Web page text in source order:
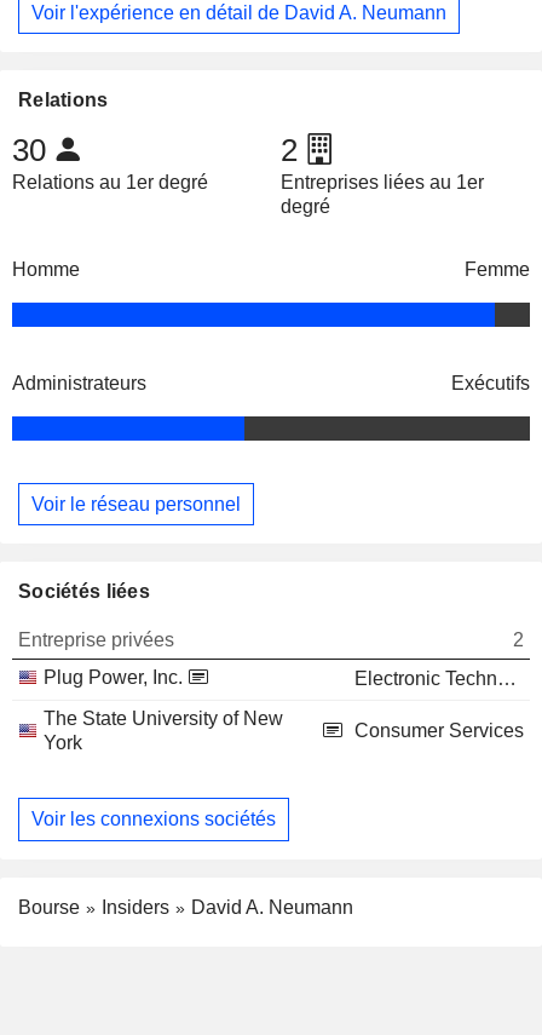
Voir l'expérience en détail de David A. Neumann
Relations
30
Relations au 1er degré
2
Entreprises liées au 1er
degré
Homme Femme
Administrateurs Exécutifs
Voir le réseau personnel
Sociétés liées
Entreprise privées
2
Plug Power, Inc.
Electronic Technology
The State University of New
York
Consumer Services
Voir les connexions sociétés
Bourse Insiders David A. Neumann